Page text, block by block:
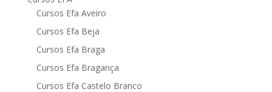
Cursos Efa Aveiro
Cursos Efa Beja
Cursos Efa Braga
Cursos Efa Bragança
Cursos Efa Castelo Branco